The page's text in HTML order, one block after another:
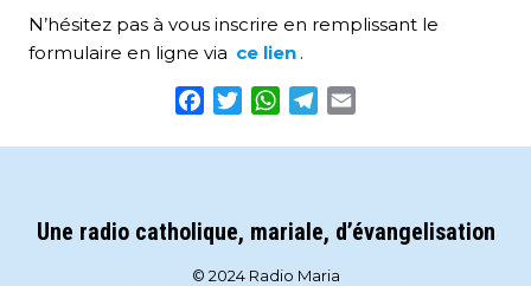
N’hésitez pas à vous inscrire en remplissant le
formulaire en ligne via ce lien .
Facebook
TwitterWhatsApp
Telegram
Une radio catholique, mariale, d’évangelisation
© 2024 Radio Maria